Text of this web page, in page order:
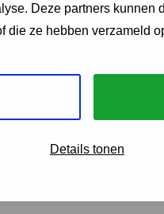
Deze partners kunnen
die ze hebben verzameld
Details tonen
chapters on the Circle of